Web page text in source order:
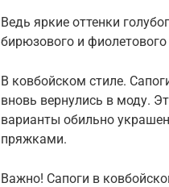
Ведь яркие оттенки
бирюзового и
В ковбойском стиле.
вновь вернулись в моду.
варианты обильно
пряжками.
Важно! Сапоги в